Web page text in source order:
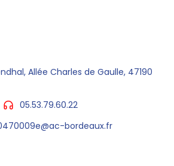
Allée Charles de Gaulle, 47190
05.53.79.60.22
bordeaux.fr